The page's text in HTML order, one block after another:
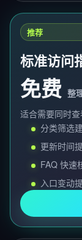
推荐
标准访问
免费 整
适合需要同时查
分类筛选
更新时间
FAQ 快速
入口变动